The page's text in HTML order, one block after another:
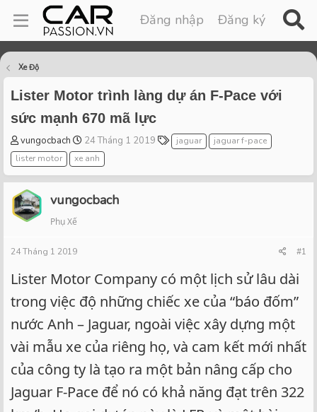
Đăng nhập Đăng ký
Xe Độ
Lister Motor trình làng dự án F-Pace với
sức mạnh 670 mã lực
T
h
r
e
a
d
s
a
t
r
vungocbach
S
t
a
r
t
24 Tháng 1 2019
T
a
s
jaguar
jaguar f-pace
lister motor
xe anh
vungocbach
Phụ Xế
24 Tháng 1 2019 #1
Lister Motor Company có một lịch sử lâu dài
trong việc độ những chiếc xe của “báo đốm”
nước Anh – Jaguar, ngoài việc xây dựng một
vài mẫu xe của riêng họ, và cam kết mới nhất
của công ty là tạo ra một bản nâng cấp cho
Jaguar F-Pace để nó có khả năng đạt trên 322